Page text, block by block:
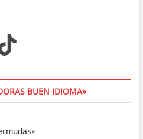
BUEN IDIOMA»